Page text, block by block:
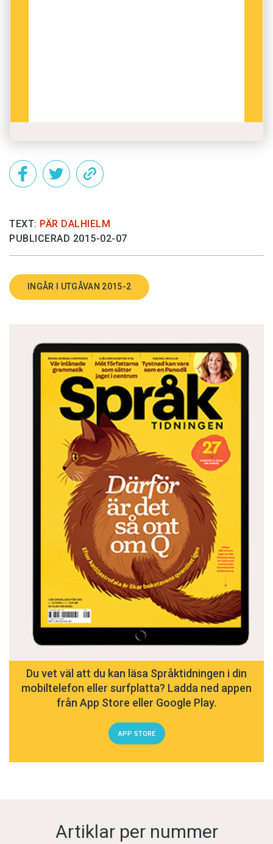
TEXT: PÄR DALHIELM
PUBLICERAD 2015-02-07
INGÅR I UTGÅVAN 2015-2
Du vet väl att du kan läsa Språktidningen i din
mobiltelefon eller surfplatta? Ladda ned appen
från App Store eller Google Play.
APP STORE
Artiklar per nummer